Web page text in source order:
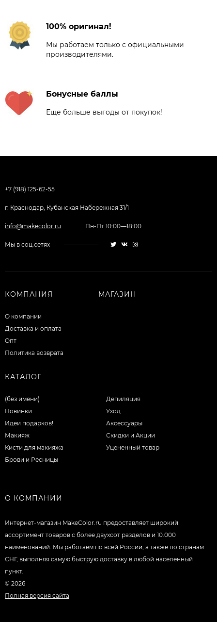
100% оригинал!
Мы работаем только с официальными
производителями.
Бонусные баллы
Еще больше выгоды от покупок!
+7 (918) 125-62-55
г. Краснодар, Кубанская Набережная 31/1
info@makecolor.ru Пн-Пт 10:00—18:00
Мы в соц.сетях
КОМПАНИЯ
О компании
Доставка и оплата
Опт
Политика возврата
МАГАЗИН
КАТАЛОГ
(без имени)
Новинки
Идеи подарков!
Макияж
Кисти для макияжа
Брови и Ресницы
Депиляция
Уход
Аксессуары
Скидки и Акции
Уцененный товар
О КОМПАНИИ
Интернет-магазин MakeColor.ru предоставляет широкий
ассортимент товаров c более двухсот разделов и 10.000
наименований. Мы работаем по всей России, а также по странам
СНГ, выполняя самую быструю доставку в любой населенный
пункт.
© 2026
Полная версия сайта